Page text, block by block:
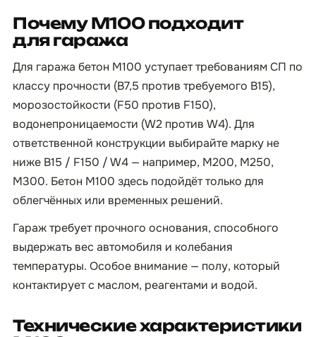
Почему М100 подходит
для гаража
Для гаража бетон М100 уступает требованиям СП по
классу прочности (B7,5 против требуемого B15),
морозостойкости (F50 против F150),
водонепроницаемости (W2 против W4). Для
ответственной конструкции выбирайте марку не
ниже B15 / F150 / W4 — например, М200, М250,
М300. Бетон М100 здесь подойдёт только для
облегчённых или временных решений.
Гараж требует прочного основания, способного
выдержать вес автомобиля и колебания
температуры. Особое внимание — полу, который
контактирует с маслом, реагентами и водой.
Технические характеристики